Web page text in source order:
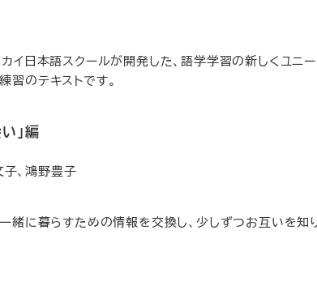
イ日本語スクールが開発した、語学学習の新しくユニ
のテキストです。
」編
子、鴻野豊子
緒に暮らすための情報を交換し、少しずつお互いを知